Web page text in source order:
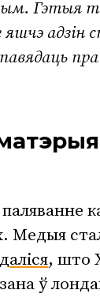
Гэтыя
адзін
Медыя
, што
ў